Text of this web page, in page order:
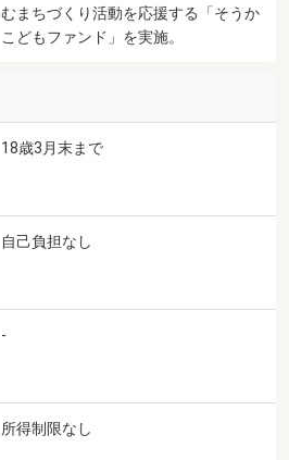
むまちづくり活動を応援する「そうか
こどもファンド」を実施。
18歳3月末まで
自己負担なし
-
所得制限なし